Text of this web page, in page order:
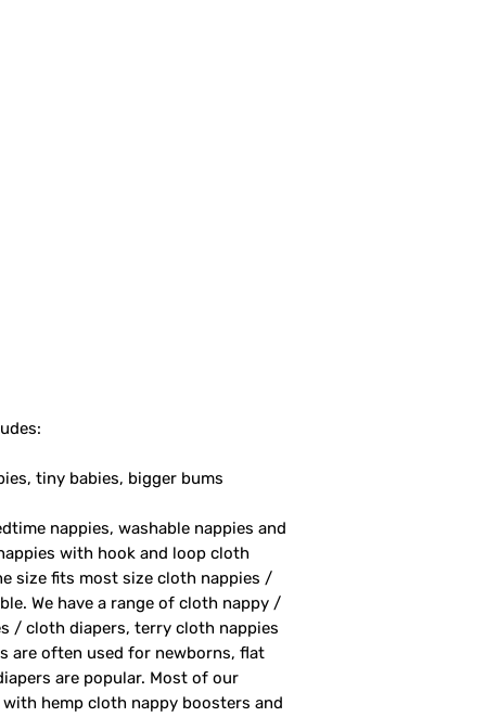
tiny babies, bigger bums
nappies, washable nappies and
with hook and loop cloth
size fits most size cloth nappies /
We have a range of cloth nappy /
/ cloth diapers, terry cloth nappies
are often used for newborns, flat
are popular. Most of our
hemp cloth nappy boosters and